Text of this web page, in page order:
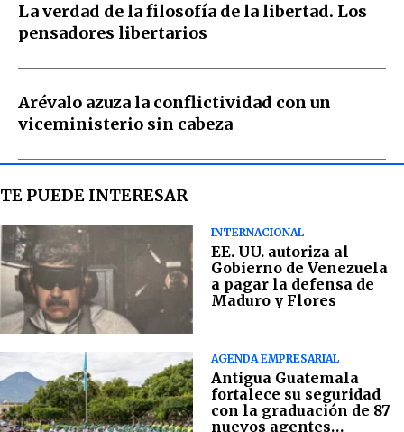
La verdad de la filosofía de la libertad. Los
pensadores libertarios
Arévalo azuza la conflictividad con un
viceministerio sin cabeza
TE PUEDE INTERESAR
INTERNACIONAL
EE. UU. autoriza al
Gobierno de Venezuela
a pagar la defensa de
Maduro y Flores
AGENDA EMPRESARIAL
Antigua Guatemala
fortalece su seguridad
con la graduación de 87
nuevos agentes